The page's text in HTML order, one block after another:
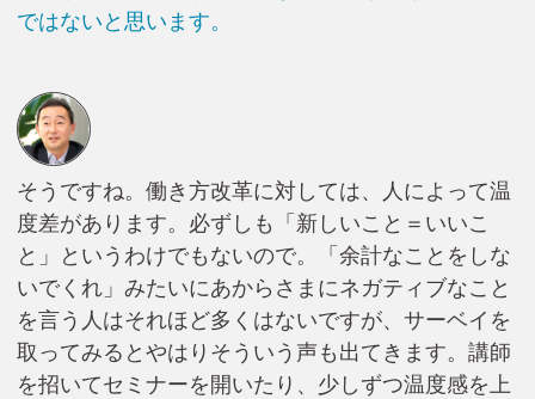
ではないと思います。
そうですね。働き方改革に対しては、人によって温
度差があります。必ずしも「新しいこと＝いいこ
と」というわけでもないので。「余計なことをしな
いでくれ」みたいにあからさまにネガティブなこと
を言う人はそれほど多くはないですが、サーベイを
取ってみるとやはりそういう声も出てきます。講師
を招いてセミナーを開いたり、少しずつ温度感を上